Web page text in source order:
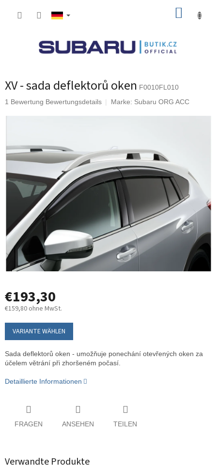
XV - sada deflektorů oken F0010FL010
Die
von
5
1 Bewertung Bewertungsdetails Marke: Subaru ORG ACC
€193,30
€159,80 ohne MwSt.
Verkaufspreis:
VARIANTE WÄHLEN
Sada deflektorů oken - umožňuje ponechání otevřených oken za
účelem větrání při zhoršeném počasí.
Detaillierte Informationen
FRAGEN ANSEHEN TEILEN
Verwandte Produkte